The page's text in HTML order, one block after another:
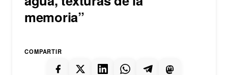
memoria”
COMPARTIR